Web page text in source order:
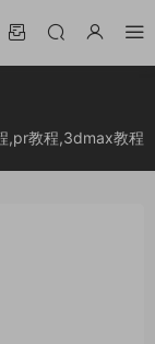
,pr教程,3dmax教程